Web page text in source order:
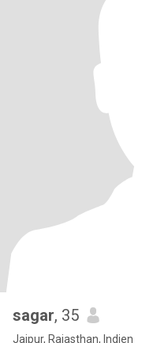
sagar, 35
Jaipur, Rajasthan, Indien